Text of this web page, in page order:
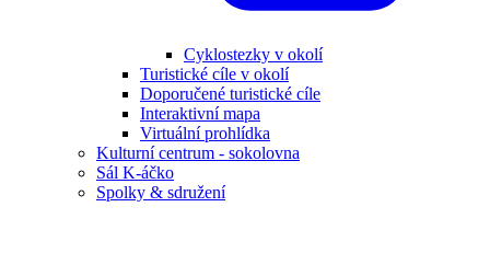
Cyklostezky v okolí
Turistické cíle v okolí
Doporučené turistické cíle
Interaktivní mapa
Virtuální prohlídka
Kulturní centrum - sokolovna
Sál K-áčko
Spolky & sdružení